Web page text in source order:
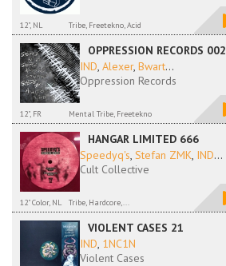
12", NL Tribe, Freetekno, Acid
OPPRESSION RECORDS 002
IND, Alexer, Bwart...
Oppression Records
12", FR Mental Tribe, Freetekno
HANGAR LIMITED 666
Speedyq's, Stefan ZMK, IND...
Cult Collective
12" Color, NL Tribe, Hardcore,...
VIOLENT CASES 21
IND, 1NC1N
Violent Cases